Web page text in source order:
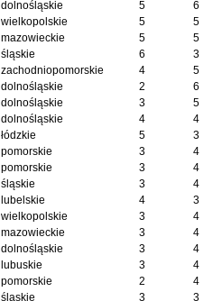
dolnośląskie 5
6
wielkopolskie 5
5
mazowieckie 5
5
śląskie 6
3
zachodniopomorskie 4
5
dolnośląskie 2
6
dolnośląskie 3
5
dolnośląskie 4
4
łódzkie 5
3
pomorskie 3
4
pomorskie 3
4
śląskie 3
4
lubelskie 4
3
wielkopolskie 3
4
mazowieckie 3
4
dolnośląskie 3
4
lubuskie 3
4
pomorskie 2
4
śląskie 3
3